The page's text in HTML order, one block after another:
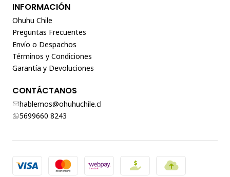
INFORMACIÓN
Ohuhu Chile
Preguntas Frecuentes
Envío o Despachos
Términos y Condiciones
Garantía y Devoluciones
CONTÁCTANOS
hablemos@ohuhuchile.cl
5699660 8243